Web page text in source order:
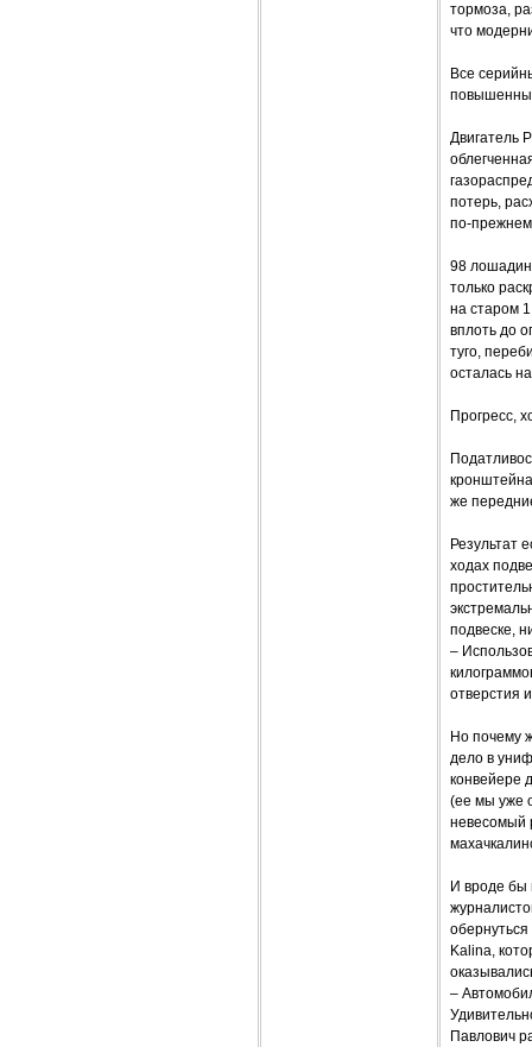
тормоза,
что
Все
Двигатель
потерь,
по-
98
только
на старом
вплоть до
туго,
осталась
Прогресс,
же
Результат
ходах
подвеске,
–
отверстия
Но почему
дело в
конвейере
(ее мы уже
невесомый
И вроде бы
Kalina,
–
Павлович